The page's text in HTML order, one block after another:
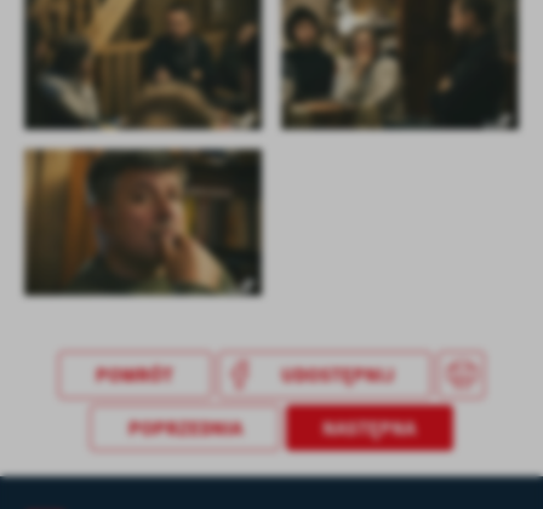
treści w postaci wiadomości, ofert, komunikatów mediów
społecznościowych.
POWRÓT UDOSTĘPNIJ
POPRZEDNIA NASTĘPNA